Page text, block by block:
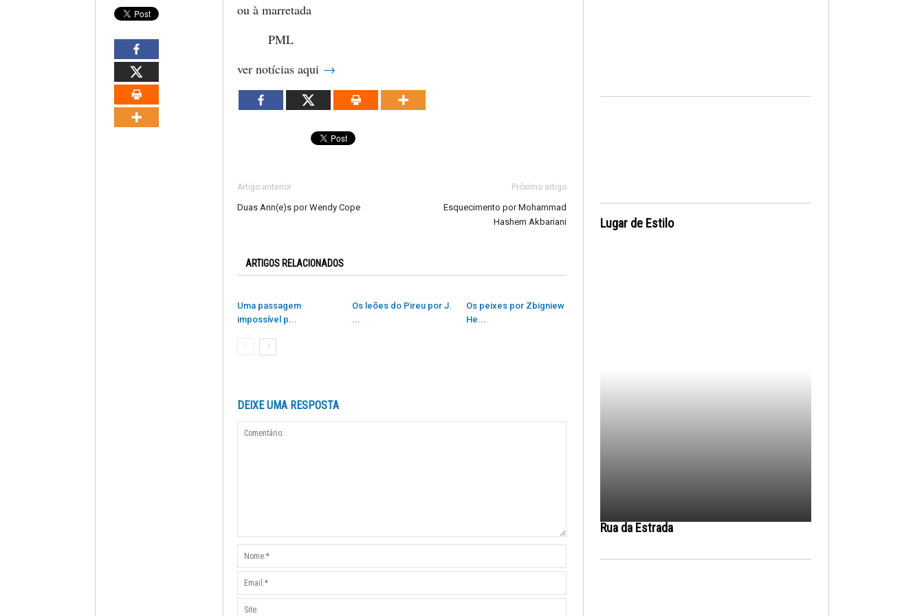
ou à marretada
PML
ver notícias aqui →
Artigo anterior
Duas Ann(e)s por Wendy Cope
Próximo artigo
Esquecimento por Mohammad
Hashem Akbariani
ARTIGOS RELACIONADOS
Uma passagem
impossível p...
Os leões do Pireu por J.
...
Os peixes por Zbigniew
He...
DEIXE UMA RESPOSTA
Lugar de Estilo
Rua da Estrada